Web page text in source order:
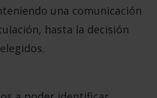
una comunicación
hasta la decisión